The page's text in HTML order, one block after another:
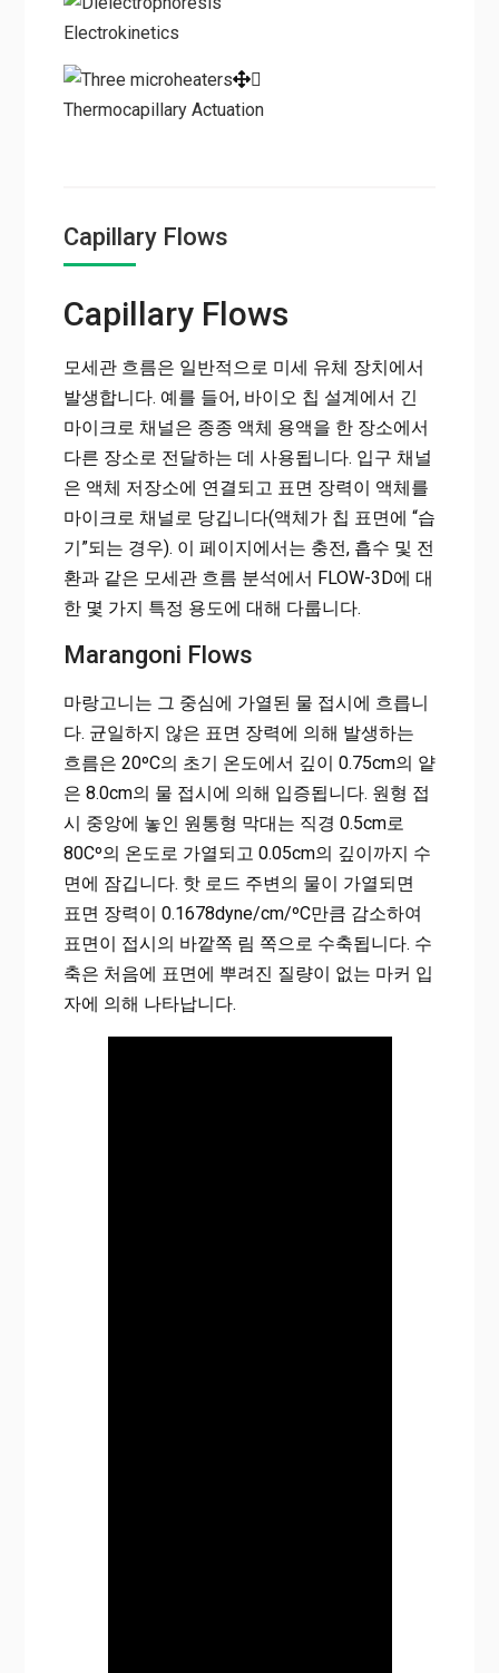
Electrokinetics
Thermocapillary Actuation
Capillary Flows
Capillary Flows
모세관 흐름은 일반적으로 미세 유체 장치에서
발생합니다. 예를 들어, 바이오 칩 설계에서 긴
마이크로 채널은 종종 액체 용액을 한 장소에서
다른 장소로 전달하는 데 사용됩니다. 입구 채널
은 액체 저장소에 연결되고 표면 장력이 액체를
마이크로 채널로 당깁니다(액체가 칩 표면에 “습
기”되는 경우). 이 페이지에서는 충전, 흡수 및 전
환과 같은 모세관 흐름 분석에서 FLOW-3D에 대
한 몇 가지 특정 용도에 대해 다룹니다.
Marangoni Flows
마랑고니는 그 중심에 가열된 물 접시에 흐릅니
다. 균일하지 않은 표면 장력에 의해 발생하는
흐름은 20ºC의 초기 온도에서 깊이 0.75cm의 얕
은 8.0cm의 물 접시에 의해 입증됩니다. 원형 접
시 중앙에 놓인 원통형 막대는 직경 0.5cm로
80Cº의 온도로 가열되고 0.05cm의 깊이까지 수
면에 잠깁니다. 핫 로드 주변의 물이 가열되면
표면 장력이 0.1678dyne/cm/ºC만큼 감소하여
표면이 접시의 바깥쪽 림 쪽으로 수축됩니다. 수
축은 처음에 표면에 뿌려진 질량이 없는 마커 입
자에 의해 나타납니다.